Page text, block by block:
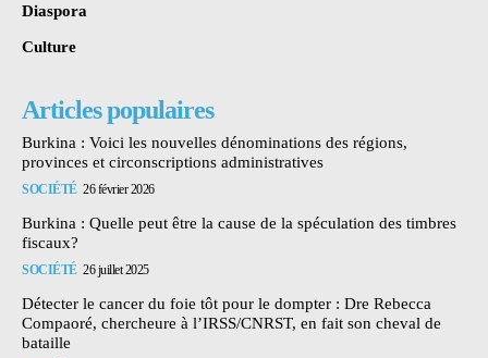
Diaspora
Culture
Articles populaires
Burkina : Voici les nouvelles dénominations des régions,
provinces et circonscriptions administratives
SOCIÉTÉ 26 février 2026
Burkina : Quelle peut être la cause de la spéculation des timbres
fiscaux?
SOCIÉTÉ 26 juillet 2025
Détecter le cancer du foie tôt pour le dompter : Dre Rebecca
Compaoré, chercheure à l’IRSS/CNRST, en fait son cheval de
bataille